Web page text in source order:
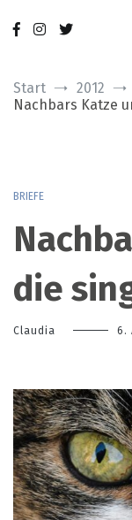
Inhalt
springen
modobonum
nur das Gute
Start 2012
Nachbars Katze
BRIEFE
die
Claudia 6.